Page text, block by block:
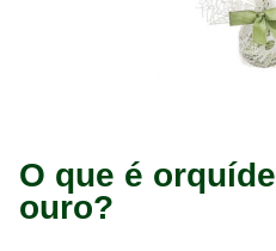
O que é
ouro?